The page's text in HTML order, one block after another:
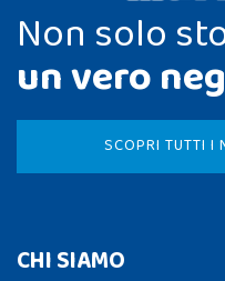
Non solo
un vero
SCOPRI TUTTI I
CHI SIAMO